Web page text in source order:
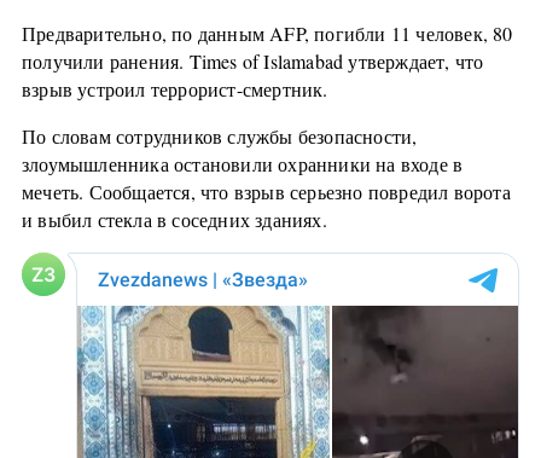
Предварительно, по данным AFP, погибли 11 человек, 80
получили ранения. Times of Islamabad утверждает, что
взрыв устроил террорист-смертник.
По словам сотрудников службы безопасности,
злоумышленника остановили охранники на входе в
мечеть. Сообщается, что взрыв серьезно повредил ворота
и выбил стекла в соседних зданиях.